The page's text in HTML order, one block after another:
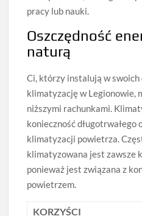
pracy lub nauki.
Oszczędność
naturą
Ci, którzy instalują w swoich
klimatyzację w Legionowie,
niższymi rachunkami.
konieczność długotrwałego
klimatyzacji powietrza.
klimatyzowana jest zawsze
ponieważ jest związana z
powietrzem.
KORZYŚCI